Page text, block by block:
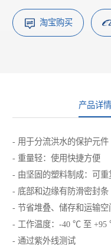
淘宝购买
产品详情
- 用于分流洪水的保护元件
- 重量轻：使用快捷方便
- 由坚固的塑料制成：可
- 底部和边缘有防滑密封条
- 节省堆叠、储存和运输空
- 工作温度：-40 ℃ 至
- 通过紫外线测试